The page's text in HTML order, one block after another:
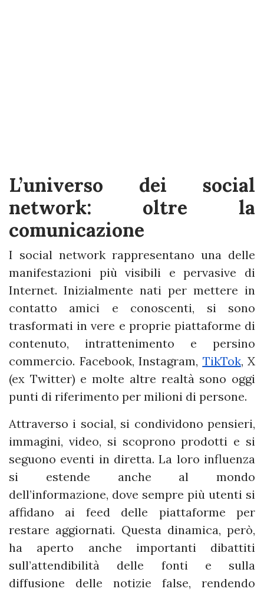
L’universo dei social
network: oltre la
comunicazione
I social network rappresentano una delle
manifestazioni più visibili e pervasive di
Internet. Inizialmente nati per mettere in
contatto amici e conoscenti, si sono
trasformati in vere e proprie piattaforme di
contenuto, intrattenimento e persino
commercio. Facebook, Instagram, TikTok, X
(ex Twitter) e molte altre realtà sono oggi
punti di riferimento per milioni di persone.
Attraverso i social, si condividono pensieri,
immagini, video, si scoprono prodotti e si
seguono eventi in diretta. La loro influenza
si estende anche al mondo
dell’informazione, dove sempre più utenti si
affidano ai feed delle piattaforme per
restare aggiornati. Questa dinamica, però,
ha aperto anche importanti dibattiti
sull’attendibilità delle fonti e sulla
diffusione delle notizie false, rendendo